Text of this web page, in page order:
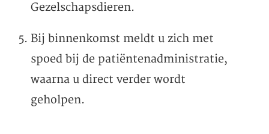
Gezelschapsdieren.
Bij binnenkomst meldt u zich met
spoed bij de patiëntenadministratie,
waarna u direct verder wordt
geholpen.